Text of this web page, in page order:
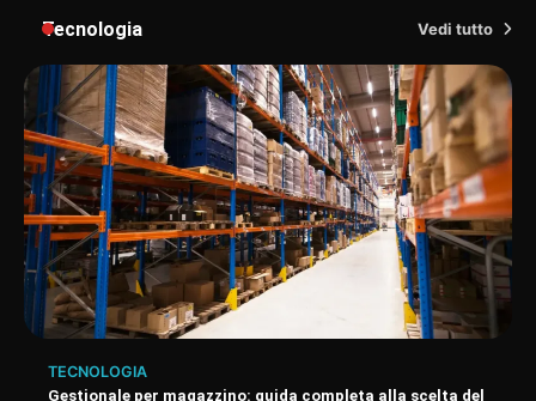
Tecnologia Vedi tutto
TECNOLOGIA
Gestionale per magazzino: guida completa alla scelta del